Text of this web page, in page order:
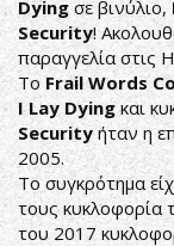
ΝΕΟ
ΤΟΥΣ
"ERA"
Dying σε βινύλιο,
Security!
παραγγελία στις
ΤοFrail Words
I Lay Dyingκαι
Securityήταν η
2005.
Το συγκρότημα
τους κυκλοφορία
του 2017